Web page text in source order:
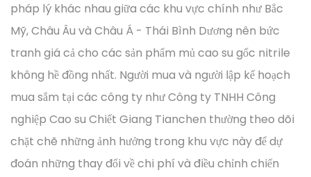
pháp lý khác nhau giữa các khu vực chính như Bắc
Mỹ, Châu Âu và Châu Á - Thái Bình Dương nên bức
tranh giá cả cho các sản phẩm mủ cao su gốc nitrile
không hề đồng nhất. Người mua và người lập kế hoạch
mua sắm tại các công ty như Công ty TNHH Công
nghiệp Cao su Chiết Giang Tianchen thường theo dõi
chặt chẽ những ảnh hưởng trong khu vực này để dự
đoán những thay đổi về chi phí và điều chỉnh chiến